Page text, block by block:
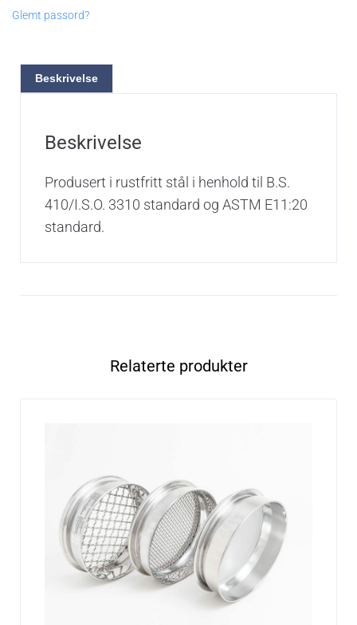
Glemt passord?
Beskrivelse
Beskrivelse
Produsert i rustfritt stål i henhold til B.S.
410/I.S.O. 3310 standard og ASTM E11:20
standard.
Relaterte produkter